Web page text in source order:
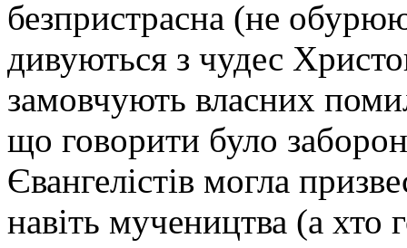
безпристрасна (не
дивуються з чудес
замовчують власних
що говорити було
Євангелістів могла
навіть мучеництва (а хто